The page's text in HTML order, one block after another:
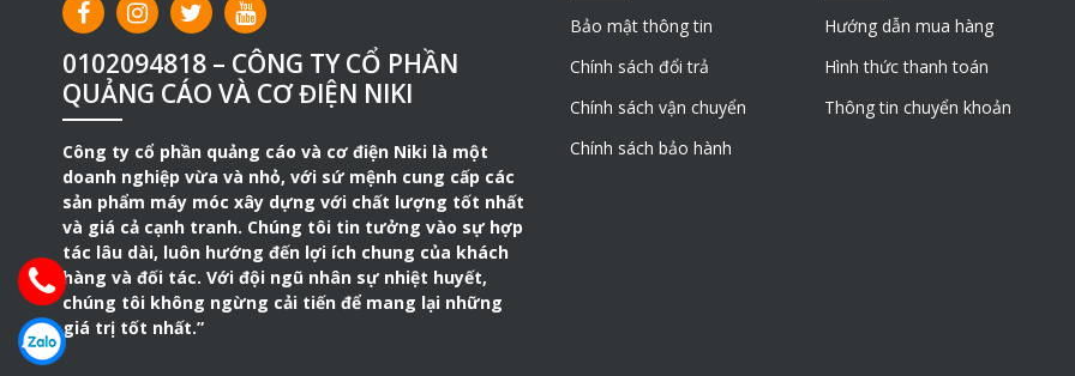
0102094818 – CÔNG TY CỔ PHẦN
QUẢNG CÁO VÀ CƠ ĐIỆN NIKI
Công ty cổ phần quảng cáo và cơ điện Niki là một
doanh nghiệp vừa và nhỏ, với sứ mệnh cung cấp các
sản phẩm máy móc xây dựng với chất lượng tốt nhất
và giá cả cạnh tranh. Chúng tôi tin tưởng vào sự hợp
tác lâu dài, luôn hướng đến lợi ích chung của khách
hàng và đối tác. Với đội ngũ nhân sự nhiệt huyết,
chúng tôi không ngừng cải tiến để mang lại những
giá trị tốt nhất.”
Bảo mật thông tin
Chính sách đổi trả
Chính sách vận chuyển
Chính sách bảo hành
Hướng dẫn mua hàng
Hình thức thanh toán
Thông tin chuyển khoản